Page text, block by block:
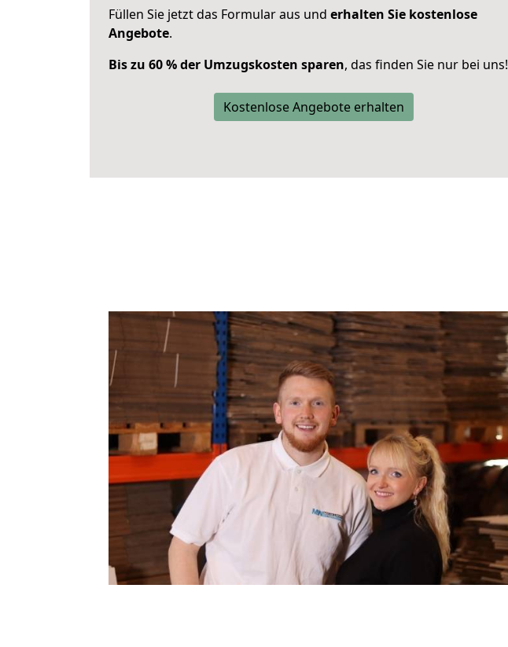
Füllen Sie jetzt das Formular aus und erhalten Sie kostenlose
Angebote.
Bis zu 60 % der Umzugskosten sparen, das finden Sie nur bei uns!
Kostenlose Angebote erhalten